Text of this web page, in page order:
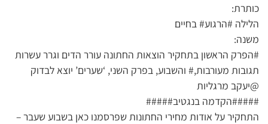
כותרת:
הלילה #הרגוע# בחיים
משנה:
#הפרק הראשון בתחקיר הוצאות החתונה עורר הדים וגרר עשרות
תגובות מעורבות,# והשבוע, בפרק השני, ‘שערים’ יוצא לבדוק
@יעקב מרגליות
#####הקדמה בנגטיב#####
התחקיר על אודות מחירי החתונות שפרסמנו כאן בשבוע שעבר –